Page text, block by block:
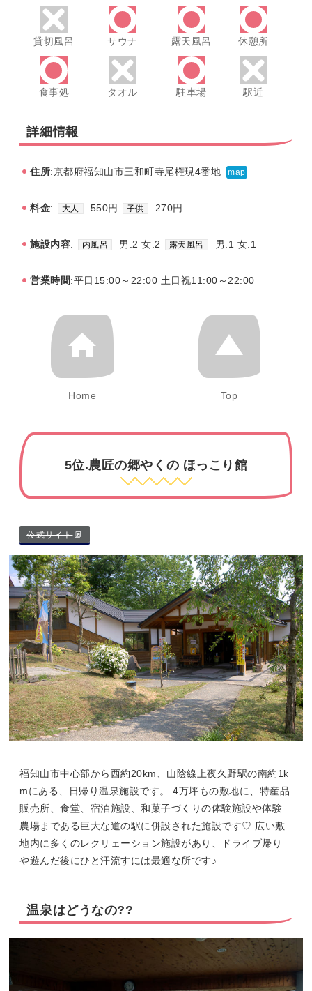
貸切風呂 サウナ 露天風呂 休憩所
食事処 タオル 駐車場 駅近
詳細情報
住所:京都府福知山市三和町寺尾権現4番地 map
料金: 大人 550円 子供 270円
施設内容: 内風呂 男:2 女:2 露天風呂 男:1 女:1
営業時間:平日15:00～22:00 土日祝11:00～22:00
Home Top
5位.農匠の郷やくの ほっこり館
公式サイト
福知山市中心部から西約20km、山陰線上夜久野駅の南約1k
mにある、日帰り温泉施設です。 4万坪もの敷地に、特産品
販売所、食堂、宿泊施設、和菓子づくりの体験施設や体験
農場まである巨大な道の駅に併設された施設です♡ 広い敷
地内に多くのレクリェーション施設があり、ドライブ帰り
や遊んだ後にひと汗流すには最適な所です♪
温泉はどうなの??